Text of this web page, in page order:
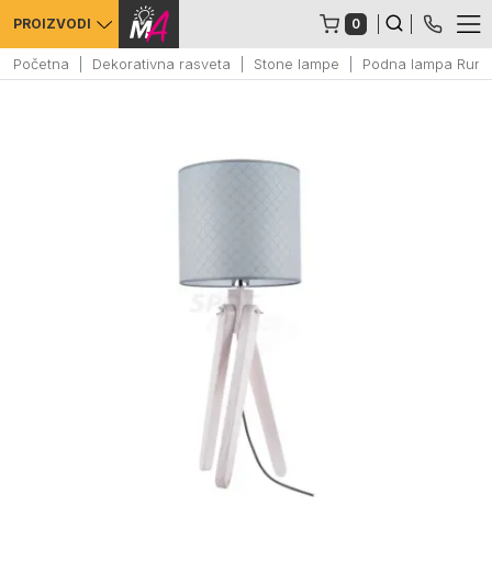
PROIZVODI 0
Početna Dekorativna rasveta Stone lampe Podna lampa